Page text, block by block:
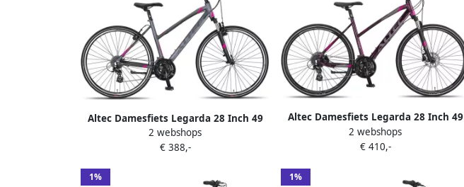
Altec Damesfiets Legarda 28 Inch 49
cm Dames 24V V-Brakes Antraciet
2 webshops
€ 388,-
Altec Damesfiets Legarda 28 Inch 49
cm Dames 24V Hydraulische schijfrem
Paars
2 webshops
€ 410,-
1% 1%